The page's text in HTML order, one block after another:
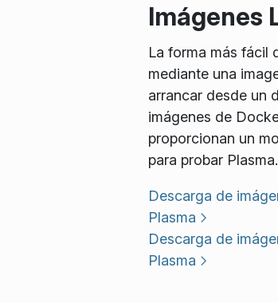
Imágenes
La forma más fácil
mediante una
arrancar desde un
imágenes de
proporcionan un
para probar Plasma.
Descarga de
Plasma
Descarga de
Plasma